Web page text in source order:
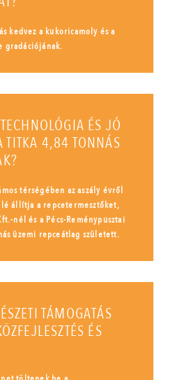
kedvez a kukoricamoly és a
gradációjának.
ÉS JÓ
TITKA 4,84 TONNÁS
térségében az aszály évről
állítja a repcetermesztőket,
nél és a Pécs-Reménypusztai
üzemi repceátlag született.
TÁMOGATÁS
ÉS